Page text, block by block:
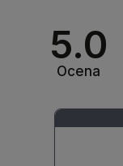
5.0
Ocena